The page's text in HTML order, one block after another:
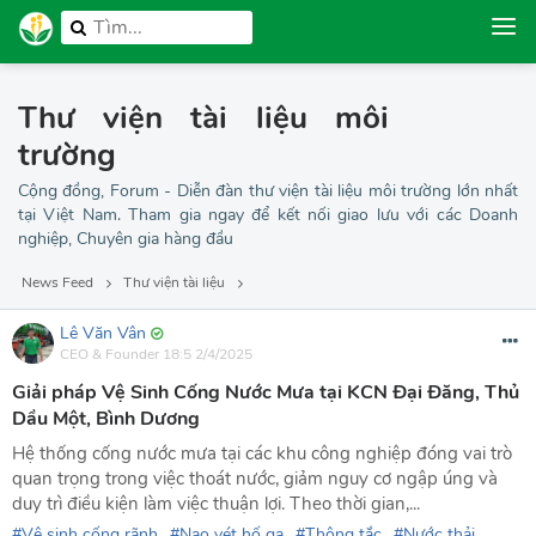
Thư viện tài liệu môi
trường
Cộng đồng, Forum - Diễn đàn thư viện tài liệu môi trường lớn nhất
tại Việt Nam. Tham gia ngay để kết nối giao lưu với các Doanh
nghiệp, Chuyên gia hàng đầu
News Feed Thư viện tài liệu
Lê Văn Vân
CEO & Founder 18:5 2/4/2025
Giải pháp Vệ Sinh Cống Nước Mưa tại KCN Đại Đăng, Thủ
Dầu Một, Bình Dương
Hệ thống cống nước mưa tại các khu công nghiệp đóng vai trò
quan trọng trong việc thoát nước, giảm nguy cơ ngập úng và
duy trì điều kiện làm việc thuận lợi. Theo thời gian,...